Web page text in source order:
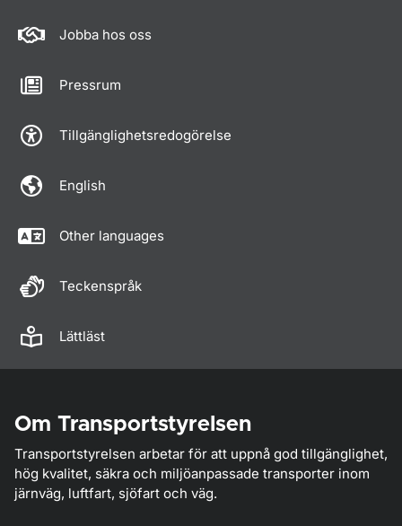
Jobba hos oss
Pressrum
Tillgänglighetsredogörelse
English
Other languages
Teckenspråk
Lättläst
Om Transportstyrelsen
Transportstyrelsen arbetar för att uppnå god tillgänglighet,
hög kvalitet, säkra och miljöanpassade transporter inom
järnväg, luftfart, sjöfart och väg.